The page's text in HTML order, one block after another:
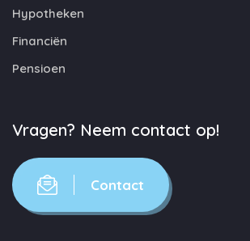
Hypotheken
Financiën
Pensioen
Vragen? Neem contact op!
Contact